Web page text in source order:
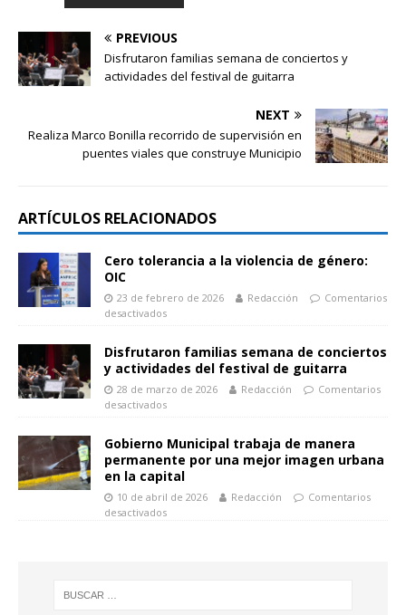
PREVIOUS
Disfrutaron familias semana de conciertos y
actividades del festival de guitarra
NEXT
Realiza Marco Bonilla recorrido de supervisión en
puentes viales que construye Municipio
ARTÍCULOS RELACIONADOS
Cero tolerancia a la violencia de género:
OIC
23 de febrero de 2026 Redacción
Comentarios
desactivados
Disfrutaron familias semana de conciertos
y actividades del festival de guitarra
28 de marzo de 2026 Redacción
Comentarios
desactivados
Gobierno Municipal trabaja de manera
permanente por una mejor imagen urbana
en la capital
10 de abril de 2026 Redacción
Comentarios
desactivados